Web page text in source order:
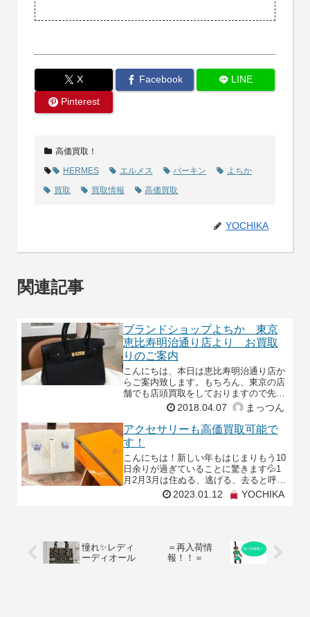
X Facebook
LINE
Pinterest
高価買取！
HERMES
エルメス バーキン
よちか
買取
買取情報 高価買取
YOCHIKA
関連記事
ブランドショップよちか 東京
恵比寿明治通り店より お買取
りのご案内
こんにちは、本日は恵比寿明治通り店か
らご案内致します。もちろん、東京の店
舗でも店頭買取をしておりますので先
日、お買取り致しました商品をご案内致
します。バーキン30黒トゴG金具 A刻
印 新品定番中の定番
2018.04.07 まっつん
アクセサリーも高価買取可能で
す！
こんにちは！新しい年もはじまりもう10
日余りが過ぎていることに驚きます💦1
月2月3月は住ぬる、逃げる、去ると呼ば
れるほどあっという間の3か月になりま
すが、今年1年もみなさまにとって実り
2023.01.12 YOCHIKA
憧れ✨レディ
ーディオール
＝再入荷情
報！！＝